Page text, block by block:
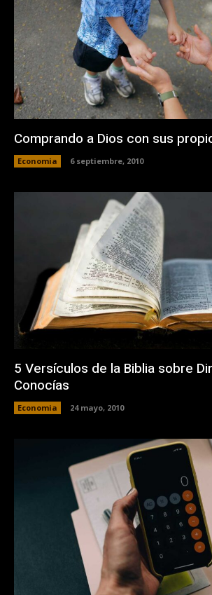
Comprando a Dios con sus
Economia 6 septiembre, 2010
5 Versículos de la Biblia sobre
Conocías
Economia 24 mayo, 2010